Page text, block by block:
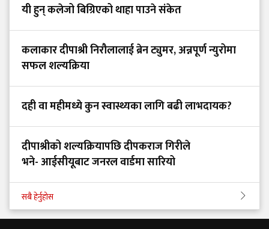
यी हुन् कलेजो बिग्रिएको थाहा पाउने संकेत
कलाकार दीपाश्री निरौलालाई ब्रेन ट्युमर, अन्नपूर्ण न्युरोमा
सफल शल्यक्रिया
दही वा महीमध्ये कुन स्वास्थ्यका लागि बढी लाभदायक?
दीपाश्रीको शल्यक्रियापछि दीपकराज गिरीले
भने- आईसीयूबाट जनरल वार्डमा सारियो
सबै हेर्नुहोस